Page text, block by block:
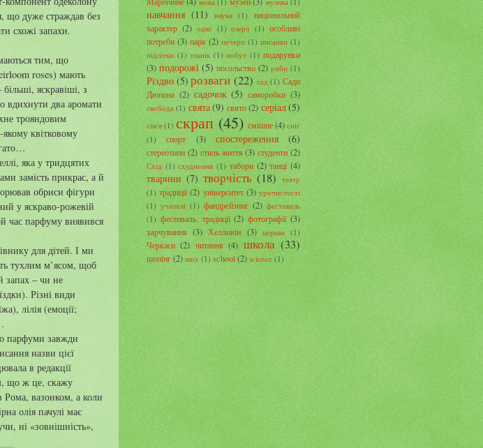
що дуже страждав без
схожі запахи.
тим, що
roses) мають
яскравіші, з
вдихнути два аромати
трояндовим
квітковому
яка у тридцятих
замість прикрас, а й
обриси фігури
у яскраво-рожевій
час парфуму виявився
для дітей. І ми
тухлим м’ясом, щоб
запах – чи не
Різні види
лілія (емоції;
парфуми завжди
назви цієї
в редакції
що ж це, скажу
Рома, вазонком, а коли
олія пачулі має
ні «зовнішність»,
навчання (11) наука (1)
національний
характер (2) одяг (1) озеро (1) особливі
потреби (3) парк (2) печери (1) писанки (1)
підлітки (1) пікнік (1) побут (1) подарунки
(3) подорожі (5) посольство (2) риби (1)
Різдво(5)розваги (22) сад (1) Сади
Дюпона (2) садочок (5) саморобки (3)
свобода (1) свята(9) свято (2) серіал(5)
сім'я (1) скрап (45) смішне (4) сніг
(1)
спорт (3) спостереження (6)
стереотипи (2) стиль життя (3) студенти (2)
Схід (1) схуднення (1) табори (2) танці (4)
тварини (7) творчість (18) театр
(1) традиції (2) університет (3) урочистості
(1) учителі (1) фандрейзинг (2) фестиваль
(1) фестиваль. традиції (2) фотографії (3)
харчування (3) Хелловін (3) церква (1)
Черкаси (2) читання (4) школа (33)
шопінг(2) шоу (1) school(2) science (1)